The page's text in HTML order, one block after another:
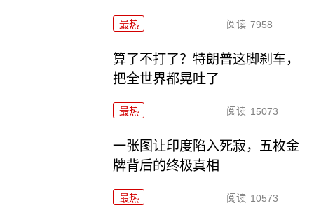
最热 阅读 7958
算了不打了？特朗普这脚刹车，
把全世界都晃吐了
最热 阅读 15073
一张图让印度陷入死寂，五枚金
牌背后的终极真相
最热 阅读 10573